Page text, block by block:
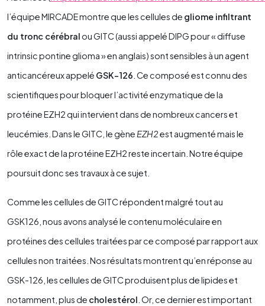
l’équipe MIRCADE montre que les cellules de gliome infiltrant
du tronc cérébralou GITC (aussi appelé DIPG pour « diffuse
intrinsic pontine glioma » en anglais) sont sensibles à un agent
anticancéreux appelé GSK-126 . Ce composé est connu des
scientifiques pour bloquer l’activité enzymatique de la
protéine EZH2 qui intervient dans de nombreux cancers et
leucémies. Dans le GITC, le gène EZH2est augmenté mais le
rôle exact de la protéine EZH2 reste incertain. Notre équipe
poursuit donc ses travaux à ce sujet.
Comme les cellules de GITC répondent malgré tout au
GSK126, nous avons analysé le contenu moléculaire en
protéines des cellules traitées par ce composé par rapport aux
cellules non traitées. Nos résultats montrent qu’en réponse au
GSK-126, les cellules de GITC produisent plus de lipides et
notamment, plus de cholestérol . Or, ce dernier est important